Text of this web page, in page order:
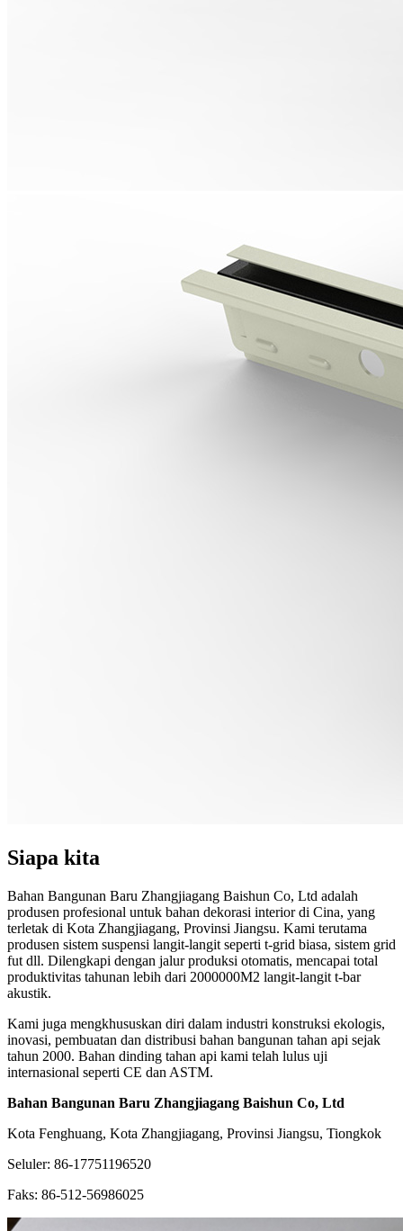
Siapa kita
Bahan Bangunan Baru Zhangjiagang Baishun Co, Ltd adalah
produsen profesional untuk bahan dekorasi interior di Cina, yang
terletak di Kota Zhangjiagang, Provinsi Jiangsu. Kami terutama
produsen sistem suspensi langit-langit seperti t-grid biasa, sistem grid
fut dll. Dilengkapi dengan jalur produksi otomatis, mencapai total
produktivitas tahunan lebih dari 2000000M2 langit-langit t-bar
akustik.
Kami juga mengkhususkan diri dalam industri konstruksi ekologis,
inovasi, pembuatan dan distribusi bahan bangunan tahan api sejak
tahun 2000. Bahan dinding tahan api kami telah lulus uji
internasional seperti CE dan ASTM.
Bahan Bangunan Baru Zhangjiagang Baishun Co, Ltd
Kota Fenghuang, Kota Zhangjiagang, Provinsi Jiangsu, Tiongkok
Seluler: 86-17751196520
Faks: 86-512-56986025